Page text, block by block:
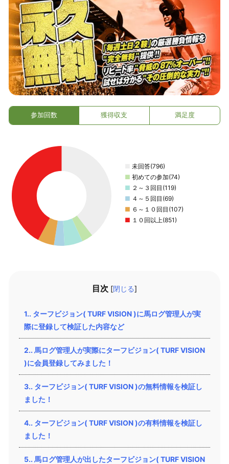
参加回数 獲得収支 満足度
未回答(796)
■ 初めての参加(74)
■ ２～３回目(119)
■ ４～５回目(69)
■ ６～１０回目(107)
■ １０回以上(851)
目次 [閉じる]
1. ターフビジョン( TURF VISION )に馬ログ管理人が実
際に登録して検証した内容など
2. 馬ログ管理人が実際にターフビジョン( TURF VISION
)に会員登録してみました！
3. ターフビジョン( TURF VISION )の無料情報を検証し
ました！
4. ターフビジョン( TURF VISION )の有料情報を検証し
ました！
5. 馬ログ管理人が出したターフビジョン( TURF VISION